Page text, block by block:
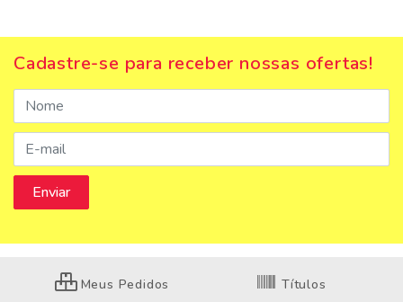
Cadastre-se para receber nossas ofertas!
Meus Pedidos Títulos